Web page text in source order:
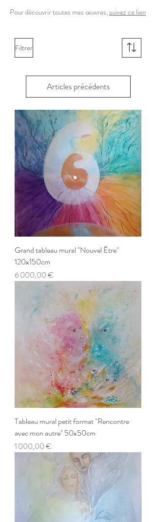
Pour découvrir toutes mes œuvres,suivez ce lien
Filtrer
Articles précédents
Grand tableau mural "Nouvel Être"
120x150cm
Prix
6 000,00 €
Tableau mural petit format "Rencontre
avec mon autre" 50x50cm
Prix
1 000,00 €